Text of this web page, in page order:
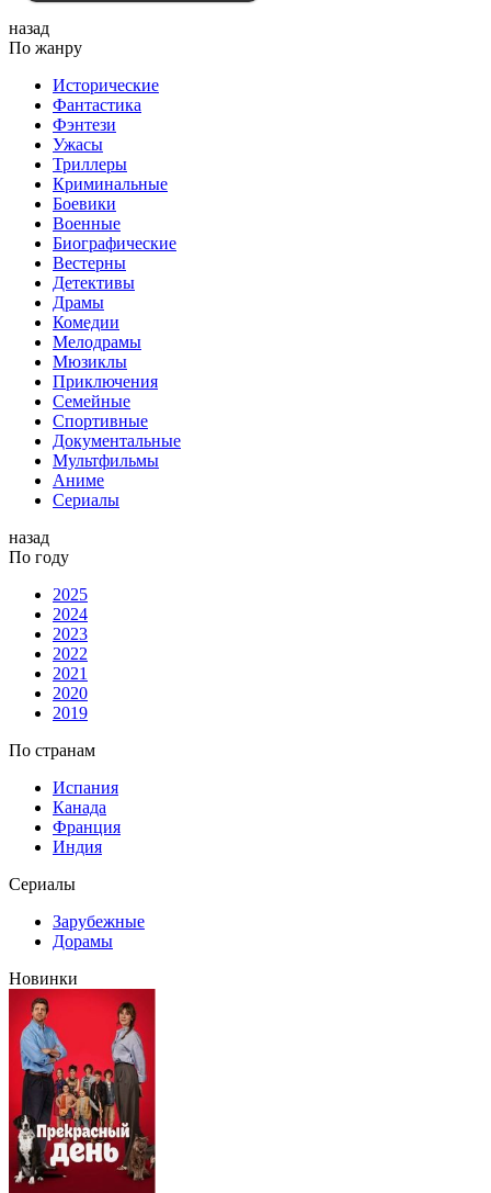
назад
По жанру
Исторические
Фантастика
Фэнтези
Ужасы
Триллеры
Криминальные
Боевики
Военные
Биографические
Вестерны
Детективы
Драмы
Комедии
Мелодрамы
Мюзиклы
Приключения
Семейные
Спортивные
Документальные
Мультфильмы
Аниме
Сериалы
назад
По году
2025
2024
2023
2022
2021
2020
2019
По странам
Испания
Канада
Франция
Индия
Сериалы
Зарубежные
Дорамы
Новинки